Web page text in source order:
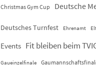
Christmas Gym Cup Deutsche
Deutsches Turnfest Ehrenamt
Events Fit bleiben beim
Gaueinzelfinale